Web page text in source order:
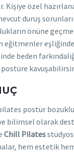
Kişiye özel
duruş
önüne
eğitmenler
beden
postür
bilimsel olarak
Chill Pilates
hem estetik